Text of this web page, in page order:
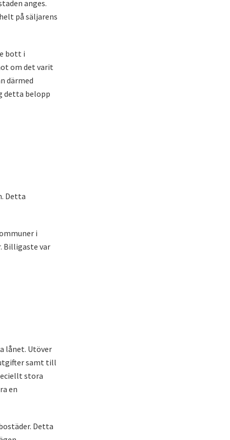
anges.
på säljarens
bott i
om det varit
därmed
detta belopp
Detta
i
Billigaste var
lånet. Utöver
samt till
stora
en
Detta